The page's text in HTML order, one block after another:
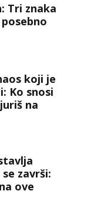
Tri znaka
koji je
Ko snosi
na
završi:
ove